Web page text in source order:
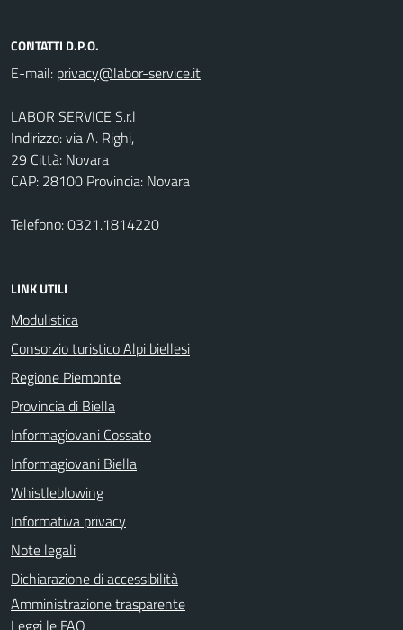
CONTATTI D.P.O.
E-mail:
LABOR SERVICE S.r.l
Indirizzo: via A. Righi,
29 Città: Novara
CAP: 28100 Provincia: Novara
Telefono: 0321.1814220
LINK UTILI
Modulistica
Consorzio turistico Alpi biellesi
Regione Piemonte
Provincia di Biella
Informagiovani Cossato
Informagiovani Biella
Whistleblowing
Informativa privacy
Note legali
Dichiarazione di accessibilità
Amministrazione trasparente
Leggi le FAQ